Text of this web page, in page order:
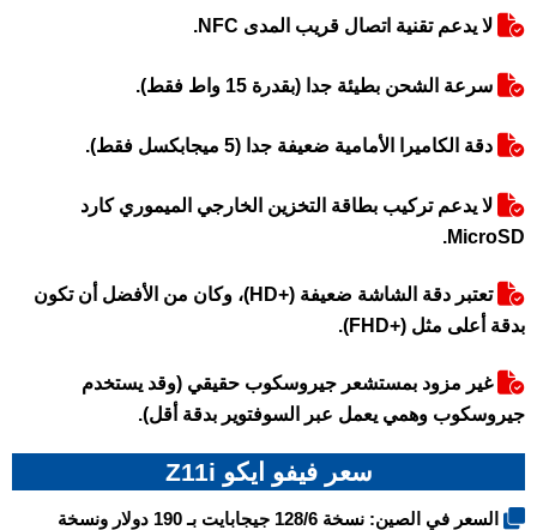
لا يدعم تقنية اتصال قريب المدى NFC.
سرعة الشحن بطيئة جدا (بقدرة 15 واط فقط).
دقة الكاميرا الأمامية ضعيفة جدا (5 ميجابكسل فقط).
لا يدعم تركيب بطاقة التخزين الخارجي الميموري كارد
MicroSD.
تعتبر دقة الشاشة ضعيفة (+HD)، وكان من الأفضل أن تكون
بدقة أعلى مثل (+FHD).
غير مزود بمستشعر جيروسكوب حقيقي (وقد يستخدم
جيروسكوب وهمي يعمل عبر السوفتوير بدقة أقل).
سعر فيفو ايكو Z11i
السعر في الصين: نسخة 128/6 جيجابايت بـ 190 دولار ونسخة